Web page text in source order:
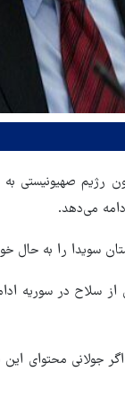
از الجزیره، شبکه ۱۲
می‌دهد.
سویدا را به حال
سلاح در سوریه
جولانی محتوای